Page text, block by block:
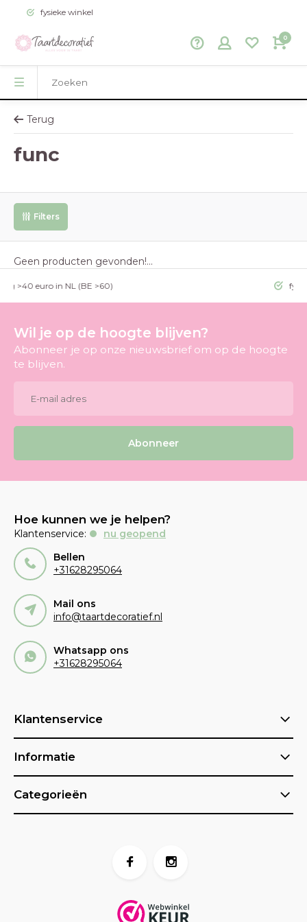
fysieke winkel
0
Terug
func
Filters
Geen producten gevonden!...
>40 euro in NL (BE >60) fysieke
Wil je op de hoogte blijven?
Abonneer je op onze nieuwsbrief om op de hoogte
te blijven.
Abonneer
Hoe kunnen we je helpen?
Klantenservice:
nu geopend
Bellen
+31628295064
Mail ons
info@taartdecoratief.nl
Whatsapp ons
+31628295064
Klantenservice
Informatie
Categorieën